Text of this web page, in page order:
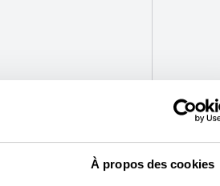
À propos des cookies